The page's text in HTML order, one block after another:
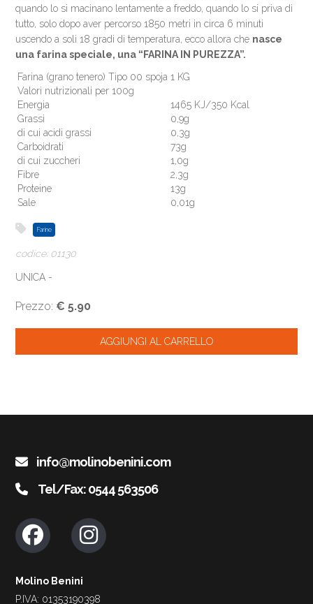
quando lo si macinano lentamente a freddo, quando lo si priva di
tutto, solo dopo aver percorso 1850 metri in circa 6 minuti
uscendo a soli 18 gradi di temperatura, ecco allora che nasce
una farina speciale, una “FARINA IN PUREZZA”.
Farina (grano tenero) Tipo 00 spoja 1 KG
Valori nutrizionali per 100g
Energia
1465 KJ/350 Kcal
Grassi
0,9g
di cui acidi grassi
0,3g
Carboidrati
73g
di cui zuccheri
1,0g
Fibre
2,3g
Proteine
13g
Sale
0,01g
Farine
codice: 01130
UNICA -
Prezzo: € 5.90
info@molinobenini.com
Tel/Fax: 0544 563506
Molino Benini
P.IVA: 01353190398